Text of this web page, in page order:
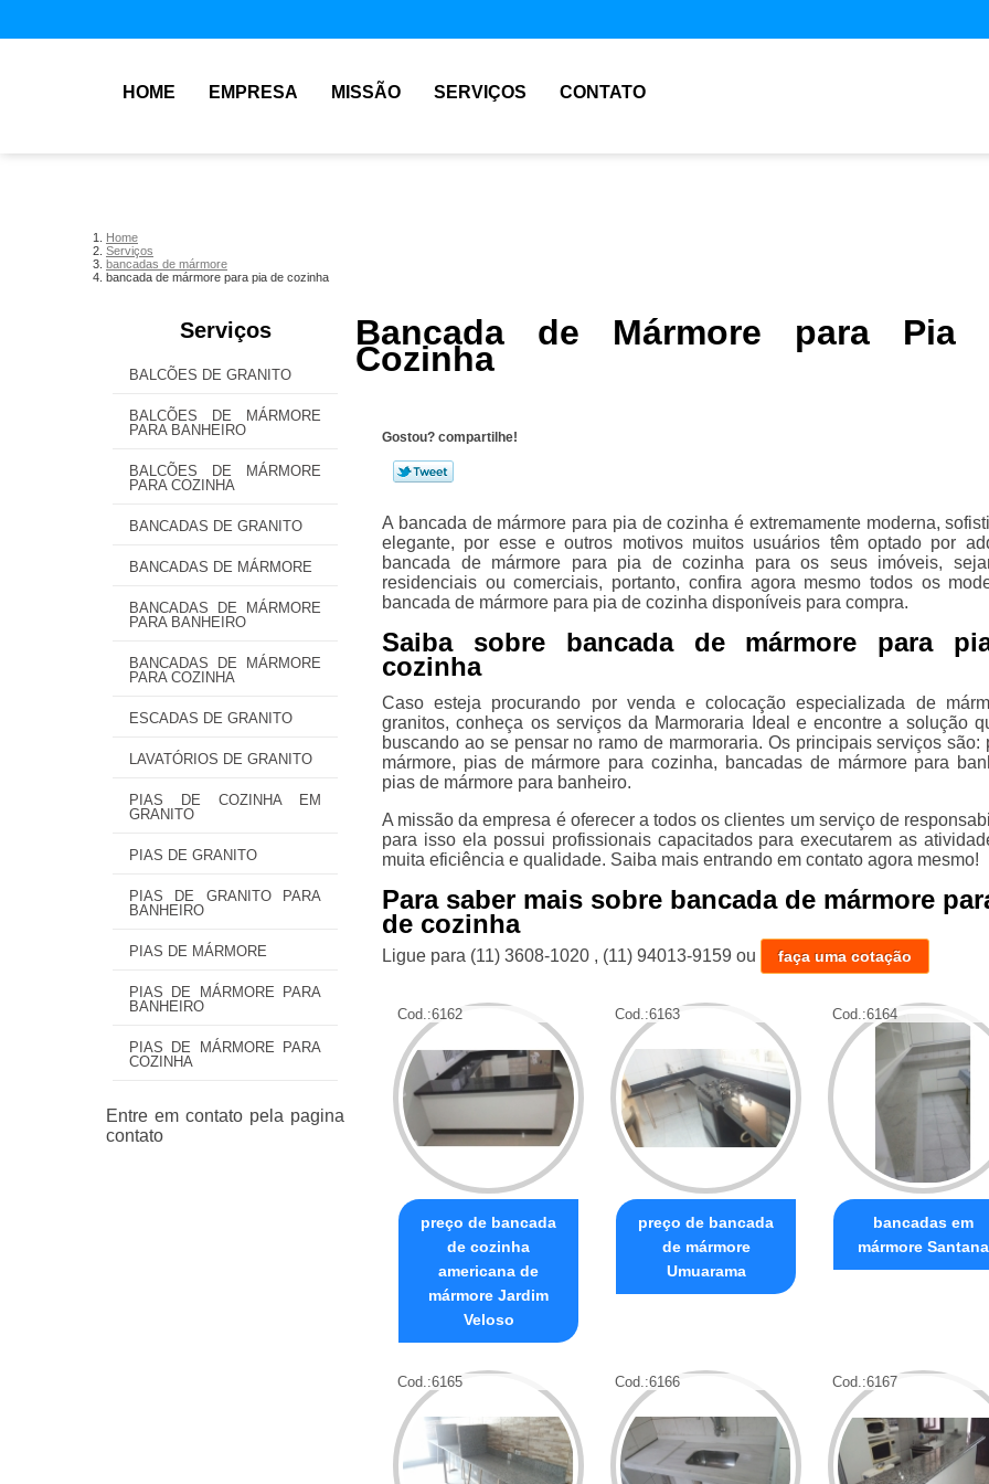
HOME EMPRESA MISSÃO SERVIÇOS CONTATO
Home
Serviços
bancadas de mármore
bancada de mármore para pia de cozinha
Serviços
BALCÕES DE GRANITO
BALCÕES DE MÁRMORE
PARA BANHEIRO
BALCÕES DE MÁRMORE
PARA COZINHA
BANCADAS DE GRANITO
BANCADAS DE MÁRMORE
BANCADAS DE MÁRMORE
PARA BANHEIRO
BANCADAS DE MÁRMORE
PARA COZINHA
ESCADAS DE GRANITO
LAVATÓRIOS DE GRANITO
PIAS DE COZINHA EM
GRANITO
PIAS DE GRANITO
PIAS DE GRANITO PARA
BANHEIRO
PIAS DE MÁRMORE
PIAS DE MÁRMORE PARA
BANHEIRO
PIAS DE MÁRMORE PARA
COZINHA
Bancada de Mármore para Pia
Cozinha
Gostou? compartilhe!
A bancada de mármore para pia de cozinha é extremamente moderna,
elegante, por esse e outros motivos muitos usuários têm optado por
bancada de mármore para pia de cozinha para os seus imóveis,
residenciais ou comerciais, portanto, confira agora mesmo todos os
bancada de mármore para pia de cozinha disponíveis para compra.
Saiba sobre bancada de mármore para
cozinha
Caso esteja procurando por venda e colocação especializada de
granitos, conheça os serviços da Marmoraria Ideal e encontre a solução
buscando ao se pensar no ramo de marmoraria. Os principais serviços são:
mármore, pias de mármore para cozinha, bancadas de mármore para
pias de mármore para banheiro.
A missão da empresa é oferecer a todos os clientes um serviço de
para isso ela possui profissionais capacitados para executarem as
muita eficiência e qualidade. Saiba mais entrando em contato agora mesmo!
Para saber mais sobre bancada de mármore
de cozinha
Ligue para (11) 3608-1020 , (11) 94013-9159 ou faça uma cotação
Cod.:6162
preço de bancada
de cozinha
americana de
mármore Jardim
Veloso
Cod.:6163
preço de bancada
de mármore
Umuarama
Cod.:6164
bancadas em
mármore Santana
Cod.:6165 Cod.:6166 Cod.:6167